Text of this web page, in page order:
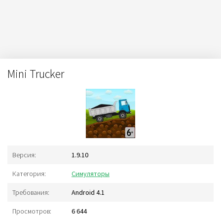
Mini Trucker
Версия: 1.9.10
Категория: Симуляторы
Требования: Android 4.1
Просмотров: 6 644